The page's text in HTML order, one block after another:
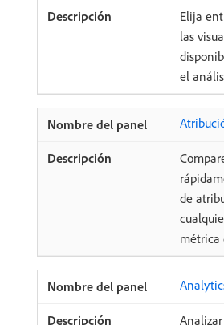
Elija
las
el
de
métrica